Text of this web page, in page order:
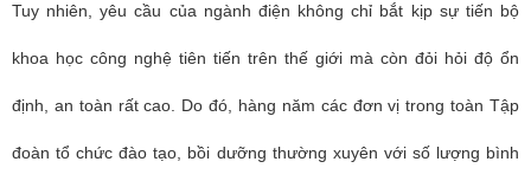
Tuy nhiên, yêu cầu của ngành điện không chỉ bắt kịp sự tiến bộ
khoa học công nghệ tiên tiến trên thế giới mà còn đỏi hỏi độ ổn
định, an toàn rất cao. Do đó, hàng năm các đơn vị trong toàn Tập
đoàn tổ chức đào tạo, bồi dưỡng thường xuyên với số lượng bình